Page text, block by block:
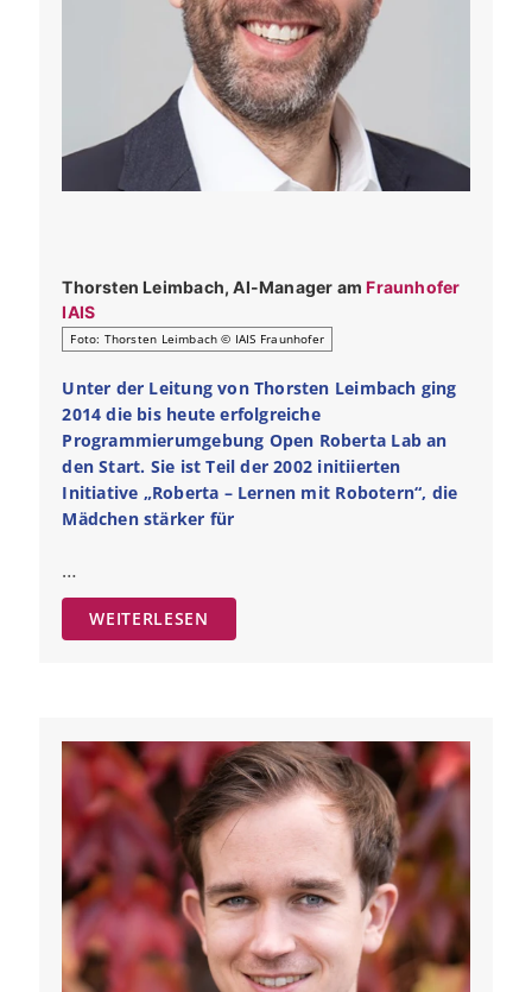
Thorsten Leimbach, AI-Manager amFraunhofer
IAIS
Foto: Thorsten Leimbach © IAIS Fraunhofer
Unter der Leitung von Thorsten Leimbach ging
2014 die bis heute erfolgreiche
Programmierumgebung Open Roberta Lab an
den Start. Sie ist Teil der 2002 initiierten
Initiative „Roberta – Lernen mit Robotern“, die
Mädchen stärker für
…
WEITERLESEN